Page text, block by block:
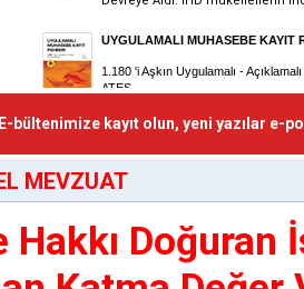
bültenimize kayıt olun, yeni yazılar e-
MEVZUAT
Hakkı